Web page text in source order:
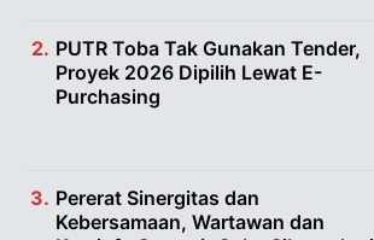
PUTR Toba Tak Gunakan Tender,
Proyek 2026 Dipilih Lewat E-
Purchasing
Pererat Sinergitas dan
Kebersamaan, Wartawan dan